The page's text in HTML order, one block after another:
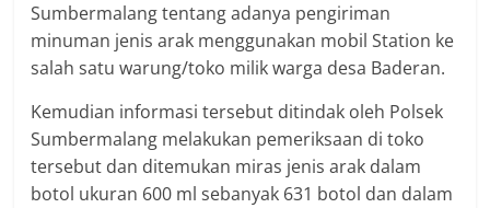
Sumbermalang tentang adanya pengiriman
minuman jenis arak menggunakan mobil Station ke
salah satu warung/toko milik warga desa Baderan.
Kemudian informasi tersebut ditindak oleh Polsek
Sumbermalang melakukan pemeriksaan di toko
tersebut dan ditemukan miras jenis arak dalam
botol ukuran 600 ml sebanyak 631 botol dan dalam